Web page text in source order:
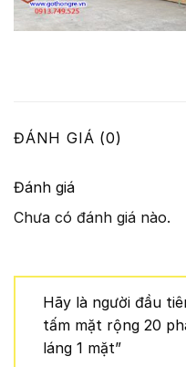
ĐÁNH GIÁ (0)
Đánh giá
Chưa có đánh giá nào.
Hãy là người đầu
tấm mặt rộng 20
láng 1 mặt”